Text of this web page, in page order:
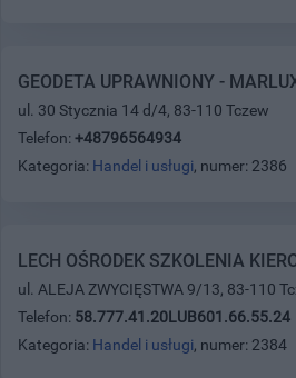
GEODETA UPRAWNIONY -
ul. 30 Stycznia 14 d/4, 83-110 Tczew
Telefon: +48796564934
Kategoria: Handel i usługi, numer: 2386
LECH OŚRODEK SZKOLENIA
ul. ALEJA ZWYCIĘSTWA 9/13, 83-110
Telefon: 58.777.41.20LUB601.66.55.24
Kategoria: Handel i usługi, numer: 2384